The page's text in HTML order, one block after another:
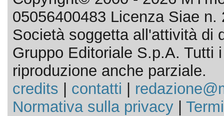
05056400483 Licenza Siae n.
Società soggetta all'attività di
Gruppo Editoriale S.p.A. Tutti
riproduzione anche parziale.
credits
contatti
Normativa sulla privacy|